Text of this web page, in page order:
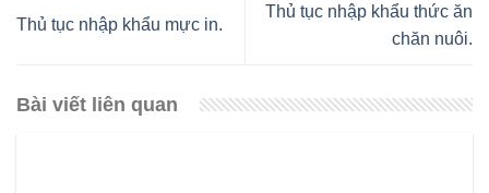
Thủ tục nhập khẩu mực in.
Thủ tục nhập khẩu thức ăn
chăn nuôi.
Bài viết liên quan